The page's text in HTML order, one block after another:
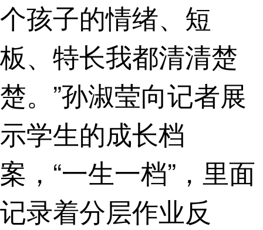
个孩子的情绪、短
板、特长我都清清楚
楚。”孙淑莹向记者展
示学生的成长档
案，“一生一档”，里面
记录着分层作业反